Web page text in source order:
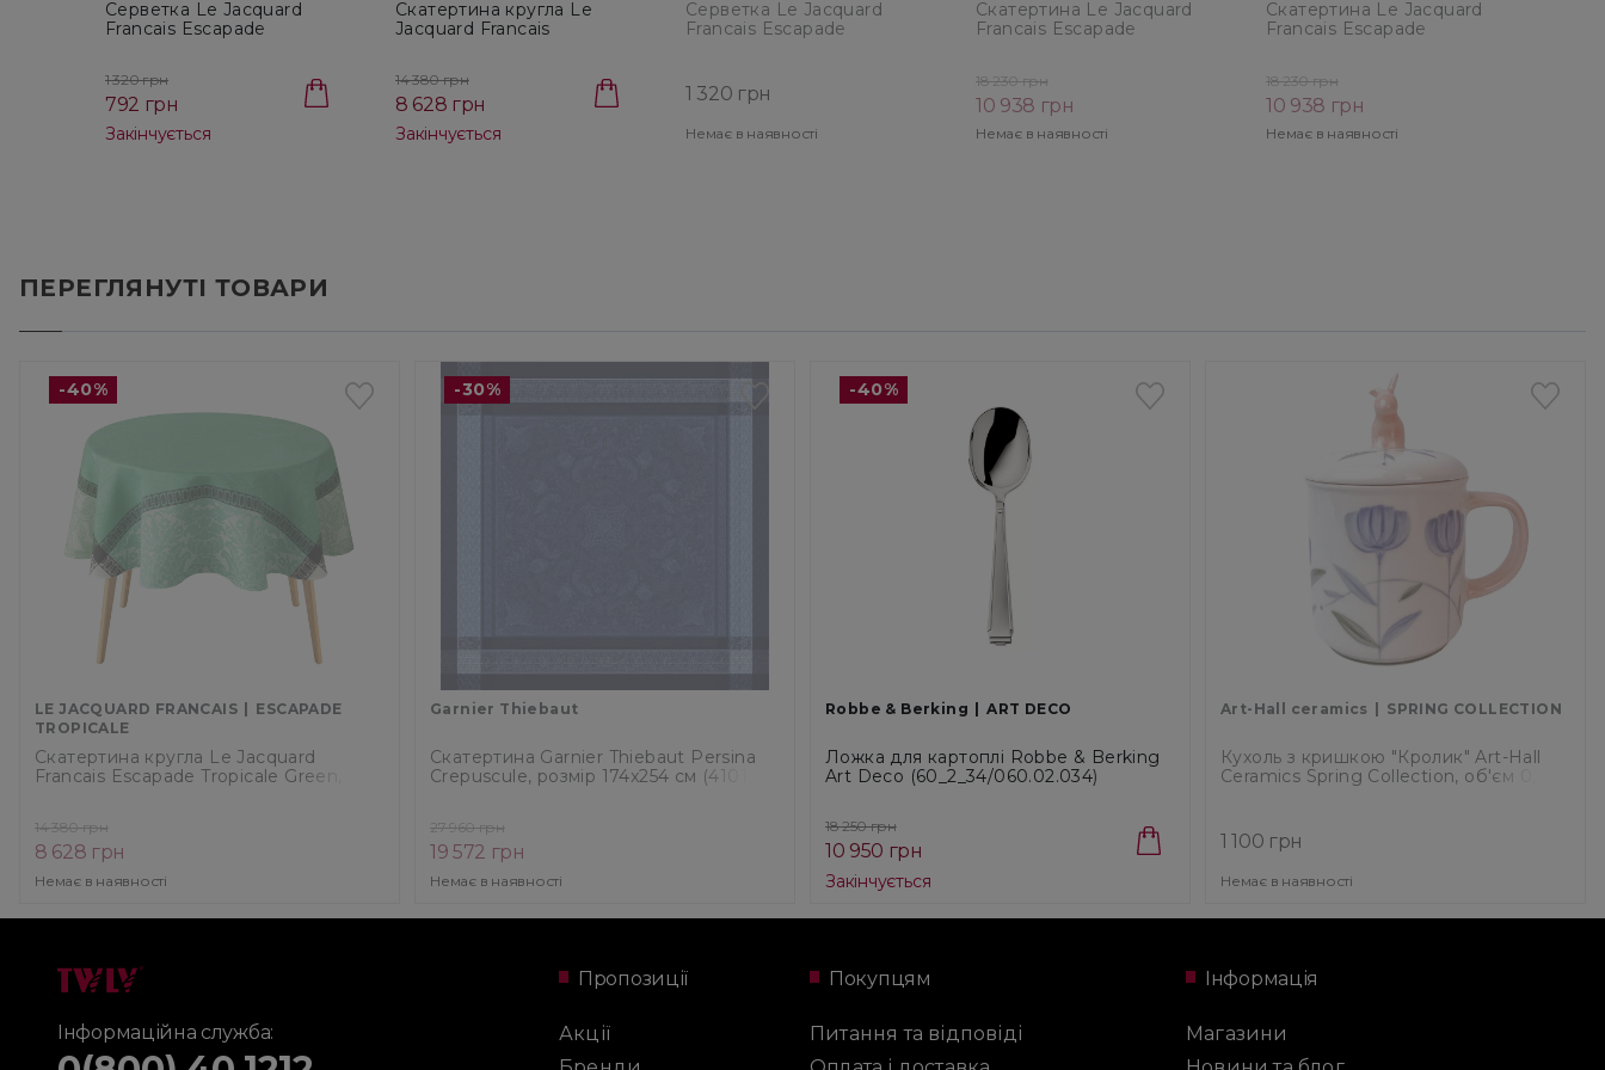
Серветка Le Jacquard
Francais Escapade
1 320 грн
792 грн
Закінчується
Cкатертина кругла Le
Jacquard Francais
(29363)
14 380 грн
8 628 грн
Закінчується
Серветка Le Jacquard
Francais Escapade
1 320 грн
Немає в наявності
Скатертина Le Jacquard
Francais Escapade
18 230 грн
10 938 грн
Немає в наявності
Скатертина Le Jacquard
Francais Escapade
18 230 грн
10 938 грн
Немає в наявності
ПЕРЕГЛЯНУТІ ТОВАРИ
-40%
LE JACQUARD FRANCAIS
ESCAPADE
TROPICALE
Скатертина кругла Le Jacquard
Francais Escapade Tropicale Green,
14 380 грн
8 628 грн
Немає в наявності
-30%
Garnier Thiebaut
Скатертина Garnier Thiebaut Persina
Crepuscule, розмір 174x254 см (41011)
27 960 грн
19 572 грн
Немає в наявності
-40%
Robbe & Berking ART DECO
Ложка для картоплі Robbe & Berking
Art Deco (60_2_34/060.02.034)
18 250 грн
10 950 грн
Закінчується
Art-Hall ceramics SPRING COLLECTION
Кухоль з кришкою "Кролик" Art-Hall
Ceramics Spring Collection, об'єм 0,25 л
1 100 грн
Немає в наявності
Інформаційна служба:
Пропозиції
Акції
Покупцям
Питання та відповіді
Інформація
Магазини